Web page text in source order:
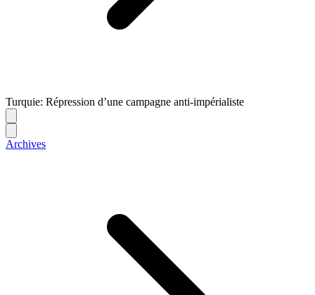
Turquie: Répression d’une campagne anti-impérialiste
Archives